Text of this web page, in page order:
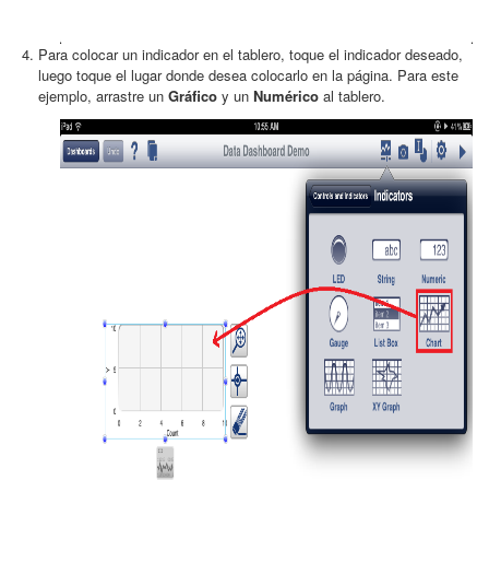
Para colocar un indicador en el tablero, toque el indicador deseado,
luego toque el lugar donde desea colocarlo en la página. Para este
ejemplo, arrastre un Gráfico y un Numérico al tablero.